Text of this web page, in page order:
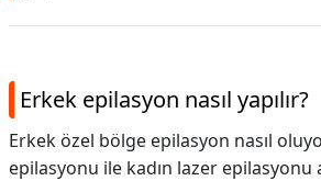
Erkek epilasyon nasıl yapılır?
Erkek özel bölge epilasyon nasıl
epilasyonu ile kadın lazer epilasyonu